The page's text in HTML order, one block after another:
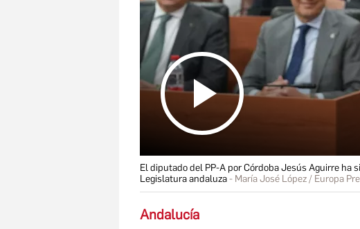
El diputado del PP-A por Córdoba Jesús Aguirre ha
Legislatura andaluza
María José López / Europa
Andalucía